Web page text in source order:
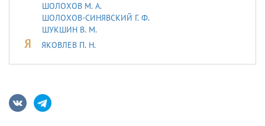
ШОЛОХОВ М. А.
ШОЛОХОВ-СИНЯВСКИЙ Г. Ф.
ШУКШИН В. М.
Я ЯКОВЛЕВ П. Н.